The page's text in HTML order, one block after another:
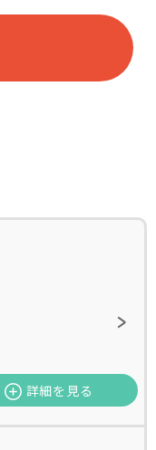
詳細を見る